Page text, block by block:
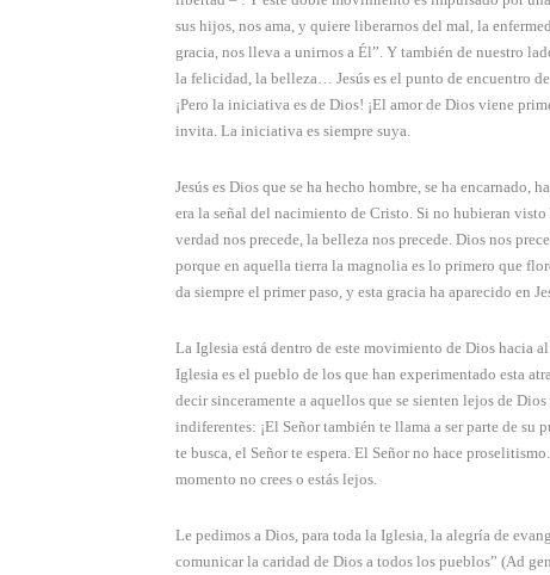
sus hijos, nos ama, y quiere liberarnos del mal, la
gracia, nos lleva a unirnos a Él”. Y también de nuestro
la felicidad, la belleza… Jesús es el punto de encuentro
¡Pero la iniciativa es de Dios! ¡El amor de Dios viene
invita. La iniciativa es siempre suya.
Jesús es Dios que se ha hecho hombre, se ha encarnado,
era la señal del nacimiento de Cristo. Si no hubieran
verdad nos precede, la belleza nos precede. Dios nos
porque en aquella tierra la magnolia es lo primero que
da siempre el primer paso, y esta gracia ha aparecido en
La Iglesia está dentro de este movimiento de Dios hacia
Iglesia es el pueblo de los que han experimentado esta
decir sinceramente a aquellos que se sienten lejos de
indiferentes: ¡El Señor también te llama a ser parte de su
te busca, el Señor te espera. El Señor no hace
momento no crees o estás lejos.
Le pedimos a Dios, para toda la Iglesia, la alegría de
comunicar la caridad de Dios a todos los pueblos” (Ad